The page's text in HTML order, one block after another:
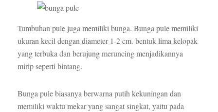
Tumbuhan pule juga memiliki bunga. Bunga pule memiliki
ukuran kecil dengan diameter 1-2 cm. bentuk lima kelopak
yang terbuka dan berujung meruncing menjadikannya
mirip seperti bintang.
Bunga pule biasanya berwarna putih kekuningan dan
memiliki waktu mekar yang sangat singkat, yaitu pada